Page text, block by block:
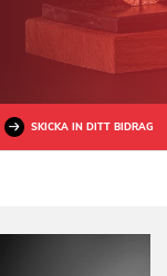
SKICKA IN DITT BIDRAG